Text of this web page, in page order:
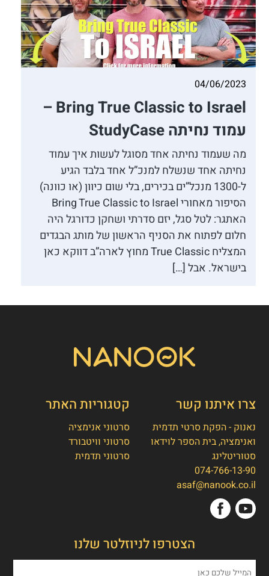
04/06/2023
Bring True Classic to Israel –
עמוד נחיתה StudyCase
מה שעמוד נחיתה אחד מסוגל לעשות איך עמוד
נחיתה אחד שנשלח למנכ”ל אחד בלבד הגיע
ל-1300 מנכל”ים בכירים, בלי שום כיוון (או כוונה)
הסיפור מאחורי Bring True Classic to Israel
האתגר: לטל סגל, יזם סדרתי ושחקן כדורגל היה
חלום לפתוח את הסניף הראשון של מותג הבגדים
המצליח True Classic מחוץ לארה”ב דווקא כאן
בישראל. אבל […]
צרו איתנו קשר
נאנוק - הפקת סרטי תדמית
ואנימציה, בית הספר לוידאו
סטוריטלינג
074-766-13-90
asaf@nanook.co.il
קטגוריות האתר
סרטוני אנימציה
סרטוני וויטבורד
סרטוני תדמית
הצטרפו לניוזלטר שלנו
לאתר שלנו!